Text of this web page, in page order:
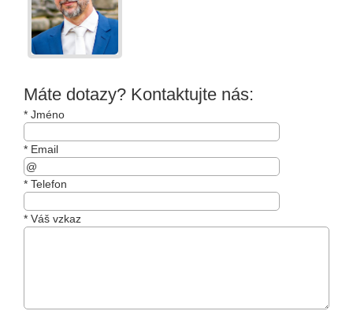
Máte dotazy? Kontaktujte nás:
* Jméno
* Email
* Telefon
* Váš vzkaz